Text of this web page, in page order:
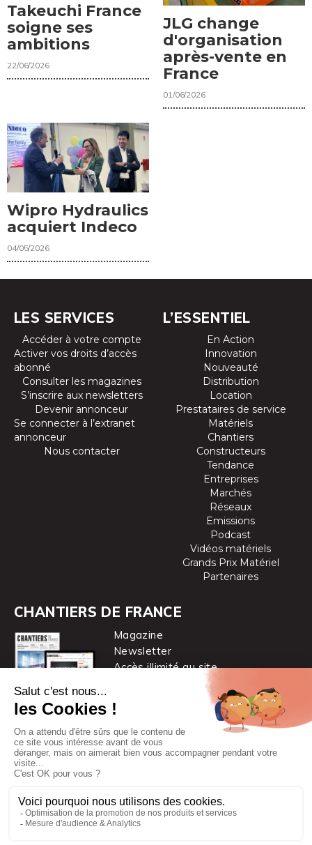
Takeuchi France
soigne ses
ambitions
22/06/2026
JLG change
d'organisation
après-vente en
France
01/06/2026
Wipro Hydraulics
acquiert Indeco
04/05/2026
LES SERVICES
Accéder à votre compte
Activer vos droits d’accès
abonné
Consulter les magazines
S’inscrire aux newsletters
Devenir annonceur
Se connecter à l’extranet
annonceur
Nous contacter
L’ESSENTIEL
En Action
Innovation
Nouveauté
Distribution
Location
Prestataires de service
Matériels
Chantiers
Constructeurs
Tendance
Entreprises
Marchés
Réseaux
Emissions
Podcast
Vidéos matériels
Grands Prix Matériel
Partenaires
CHANTIERS DE FRANCE
Magazine
Newsletter
Accès illimité au site
Chantiers de France est une marque